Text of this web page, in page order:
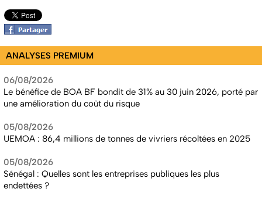
ANALYSES PREMIUM
06/08/2026
Le bénéfice de BOA BF bondit de 31% au 30 juin 2026, porté par
une amélioration du coût du risque
05/08/2026
UEMOA : 86,4 millions de tonnes de vivriers récoltées en 2025
05/08/2026
Sénégal : Quelles sont les entreprises publiques les plus
endettées ?